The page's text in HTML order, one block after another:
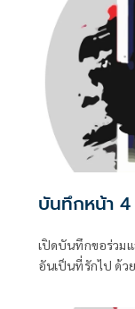
เครดิตเพื่อสร้าง
สีน้ำเงินที่กระหาย
บันทึกหน้า 4
เปิดบันทึกขอร่วม
อันเป็นที่รักไป ด้ว